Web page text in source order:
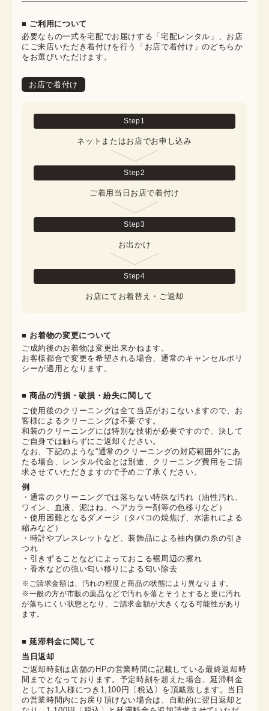
■ ご利用について
必要なもの一式を宅配でお届けする「宅配レンタル」、お店
にご来店いただき着付けを行う「お店で着付け」のどちらか
をお選びいただけます。
お店で着付け
Step1
ネットまたはお店でお申し込み
Step2
ご着用当日お店で着付け
Step3
お出かけ
Step4
お店にてお着替え・ご返却
■ お着物の変更について
ご成約後のお着物は変更出来かねます。
お客様都合で変更を希望される場合、通常のキャンセルポリ
シーが適用となります。
■ 商品の汚損・破損・紛失に関して
ご使用後のクリーニングは全て当店がおこないますので、お
客様によるクリーニングは不要です。
和装のクリーニングには特別な技術が必要ですので、決して
ご自身では触らずにご返却ください。
なお、下記のような“通常のクリーニングの対応範囲外”にあ
たる場合、レンタル代金とは別途、クリーニング費用をご請
求させていただきますので予めご了承ください。
例
・通常のクリーニングでは落ちない特殊な汚れ（油性汚れ、
ワイン、血液、泥はね、ヘアカラー剤等の色移りなど）
・使用困難となるダメージ（タバコの焼焦げ、水濡れによる
縮みなど）
・時計やブレスレットなど、装飾品による袖内側の糸の引き
つれ
・引きずることなどによっておこる裾周辺の擦れ
・香水などの強い匂い移りによる匂い除去
※ご請求金額は、汚れの程度と商品の状態により異なります。
※一般の方が市販の薬品などで汚れを落とそうとすると更に汚れ
が落ちにくい状態となり、ご請求金額が大きくなる可能性があり
ます。
■ 延滞料金に関して
当日返却
ご返却時刻は店舗のHPの営業時間に記載している最終返却時
間までとなっております。予定時刻を超えた場合、延滞料金
としてお1人様につき1,100円〔税込〕を頂戴致します。当日
の営業時間内にお戻り頂けない場合は、自動的に翌日返却と